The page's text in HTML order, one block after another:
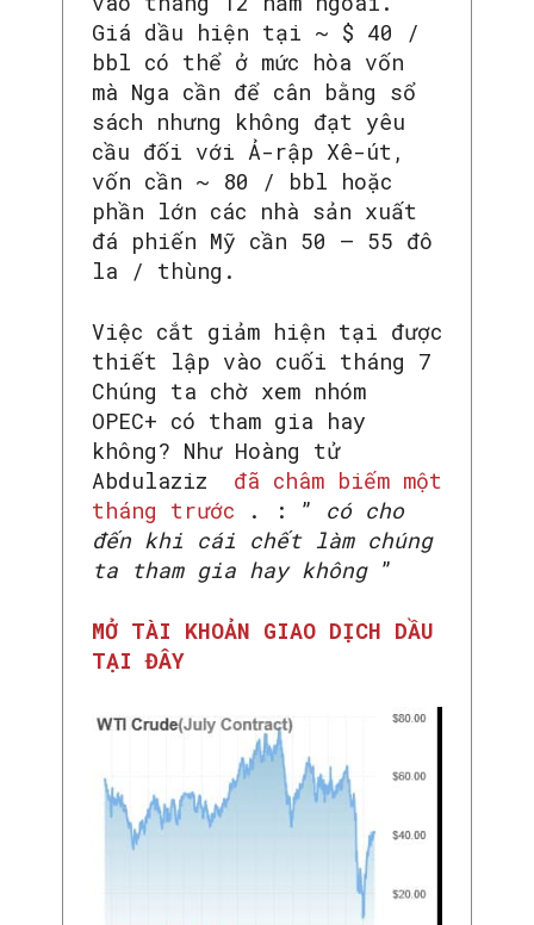
Giá dầu hiện tại ~ $ 40 /
bbl có thể ở mức hòa vốn
mà Nga cần để cân bằng sổ
sách nhưng không đạt yêu
cầu đối với Ả-rập Xê-út,
vốn cần ~ 80 / bbl hoặc
phần lớn các nhà sản xuất
đá phiến Mỹ cần 50 – 55 đô
la / thùng.
Việc cắt giảm hiện tại được
thiết lập vào cuối tháng 7
Chúng ta chờ xem nhóm
OPEC+ có tham gia hay
không? Như Hoàng tử
Abdulaziz đã châm biếm một
tháng trước . : ” có cho
đến khi cái chết làm chúng
ta tham gia hay không”
MỞ TÀI KHOẢN GIAO DỊCH DẦU
TẠI ĐÂY